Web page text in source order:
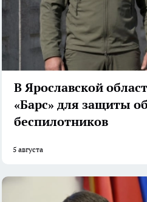
В Ярославской
«Барс» для защиты
беспилотников
5 августа